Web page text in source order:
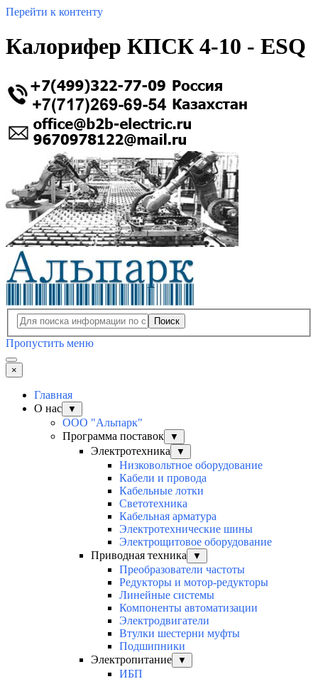
Перейти к контенту
Калорифер КПСК 4-10 - ESQ
Поиск
Пропустить меню
×
Главная
О нас
▼
ООО "Альпарк"
Программа поставок
▼
Электротехника ▼
Низковольтное оборудование
Кабели и провода
Кабельные лотки
Светотехника
Кабельная арматура
Электротехнические шины
Электрощитовое оборудование
Приводная техника
▼
Преобразователи частоты
Редукторы и мотор-редукторы
Линейные системы
Компоненты автоматизации
Электродвигатели
Втулки шестерни муфты
Подшипники
Электропитание
▼
ИБП